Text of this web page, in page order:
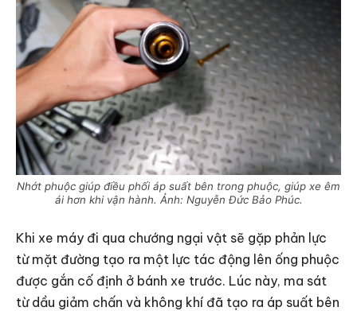
Nhớt phuộc giúp điều phối áp suất bên trong phuộc, giúp xe êm
ái hơn khi vận hành. Ảnh: Nguyễn Đức Bảo Phúc.
Khi xe máy đi qua chướng ngại vật sẽ gặp phản lực
từ mặt đường tạo ra một lực tác động lên ống phuộc
được gắn cố định ở bánh xe trước. Lúc này, ma sát
từ dầu giảm chấn và không khí đã tạo ra áp suất bên